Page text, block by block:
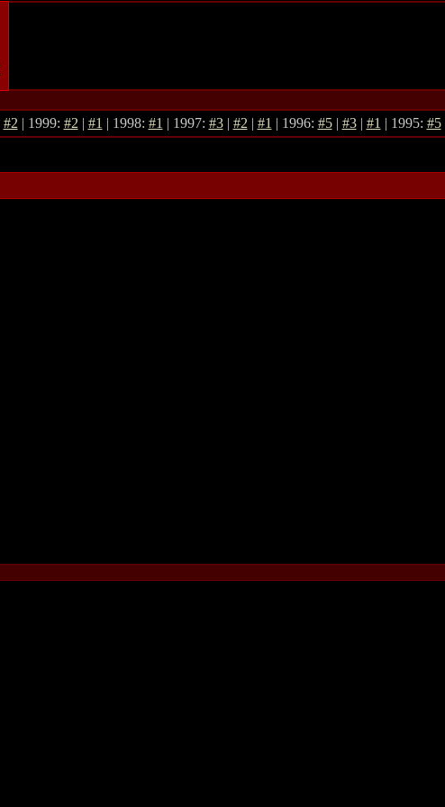
#2 | 1999: #2 | #1 | 1998: #1 | 1997: #3| #2 | #1 | 1996: #5| #3| #1 | 1995: #5